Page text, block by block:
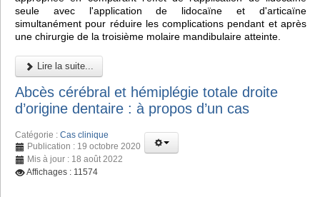
seule avec l'application de lidocaïne et d'articaïne
simultanément pour réduire les complications pendant et après
une chirurgie de la troisième molaire mandibulaire atteinte.
Lire la suite...
Abcès cérébral et hémiplégie totale droite
d’origine dentaire : à propos d’un cas
Catégorie : Cas clinique
Publication : 19 octobre 2020
Mis à jour : 18 août 2022
Affichages : 11574